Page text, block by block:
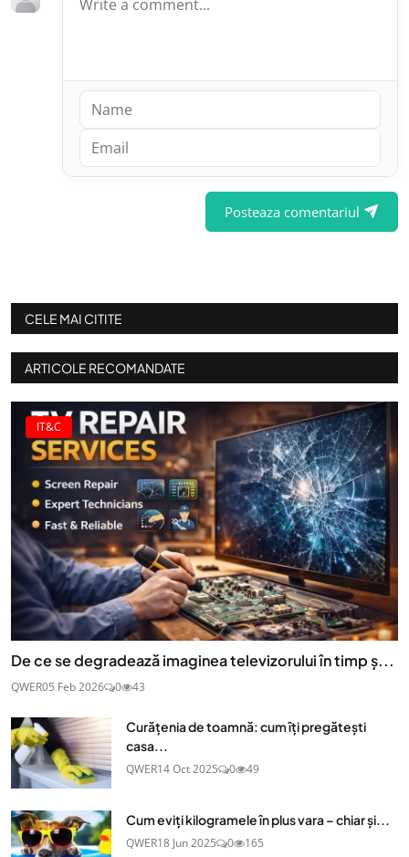
Posteaza comentariul
CELE MAI CITITE
ARTICOLE RECOMANDATE
IT&C
De ce se degradează imaginea televizorului în timp ș...
QWER05 Feb 2026 0 43
Curățenia de toamnă: cum îți pregătești
casa...
QWER14 Oct 2025 0 49
Cum eviți kilogramele în plus vara – chiar și...
QWER18 Jun 2025 0 165